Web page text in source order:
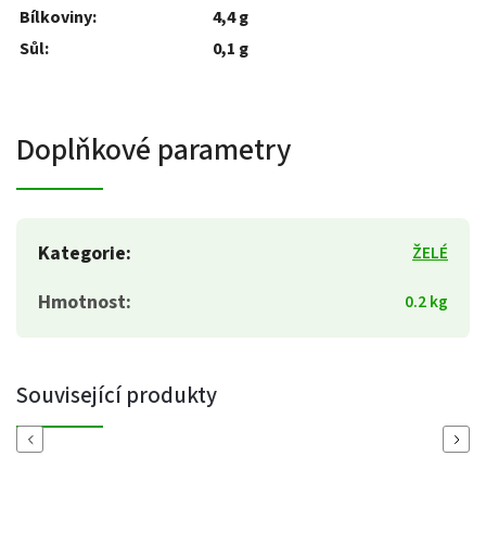
Bílkoviny:
4,4 g
Sůl:
0,1 g
Doplňkové parametry
Kategorie: ŽELÉ
Hmotnost: 0.2 kg
Související produkty
Previous Next